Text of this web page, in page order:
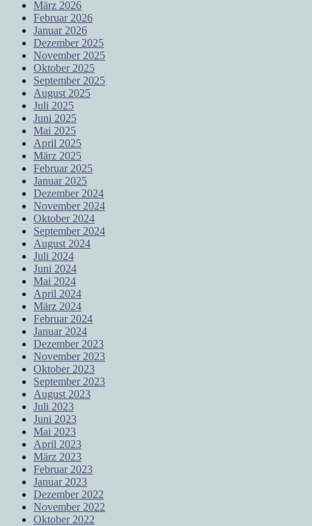
März 2026
Februar 2026
Januar 2026
Dezember 2025
November 2025
Oktober 2025
September 2025
August 2025
Juli 2025
Juni 2025
Mai 2025
April 2025
März 2025
Februar 2025
Januar 2025
Dezember 2024
November 2024
Oktober 2024
September 2024
August 2024
Juli 2024
Juni 2024
Mai 2024
April 2024
März 2024
Februar 2024
Januar 2024
Dezember 2023
November 2023
Oktober 2023
September 2023
August 2023
Juli 2023
Juni 2023
Mai 2023
April 2023
März 2023
Februar 2023
Januar 2023
Dezember 2022
November 2022
Oktober 2022